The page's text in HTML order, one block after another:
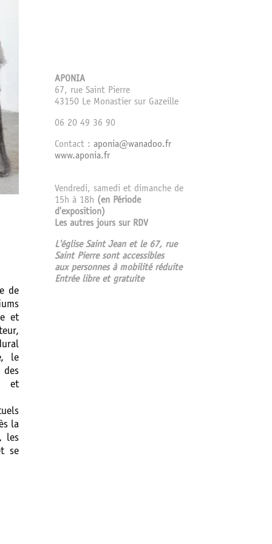
de
et
le
et
la
les
se
APONIA
67, rue Saint Pierre
43150 Le Monastier sur Gazeille
06 20 49 36 90
Contact : aponia@wanadoo.fr
www.aponia.fr
Vendredi, samedi et dimanche de
15h à 18h (en Période
d'exposition)
Les autres jours sur RDV
L'église Saint Jean et le 67, rue
Saint Pierre sont accessibles
aux personnes à mobilité réduite
Entrée libre et gratuite